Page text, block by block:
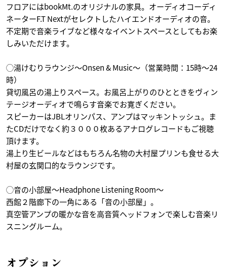
フロアにはbookMt.のオリジナルの家具。オーディオコーディ
ネーターF.T Nextがセレクトしたハイエンドオーディオの音。
不定期で音楽ライブなど様々なイベントスペースとしてもお楽
しみいただけます。
◯湯けむりラウンジ～Onsen & Music～（営業時間：15時～24
時）
貸切風呂の湯上りスペース。お風呂上がりのひとときをヴィン
テージオーディオで鳴らす音楽でお寛ぎください。
スピーカーはJBLオリンパス、アンプはマッキントッシュ。ま
たCDだけでなく約３０００枚あるアナログレコードもご視聴
頂けます。
湯上り生ビールなどはもちろん名物の大村屋プリンも食せる大
村屋の玄関口的なラウンジです。
◯音の小部屋～Headphone Listening Room～
西館２階廊下の一角にある「音の小部屋」。
真空管アンプの暖かな音を高音質ヘッドフォンで楽しむ音楽リ
スニングルーム。
オプション